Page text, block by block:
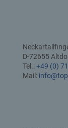
D-72655
Tel.:+49 (0)
Mail: